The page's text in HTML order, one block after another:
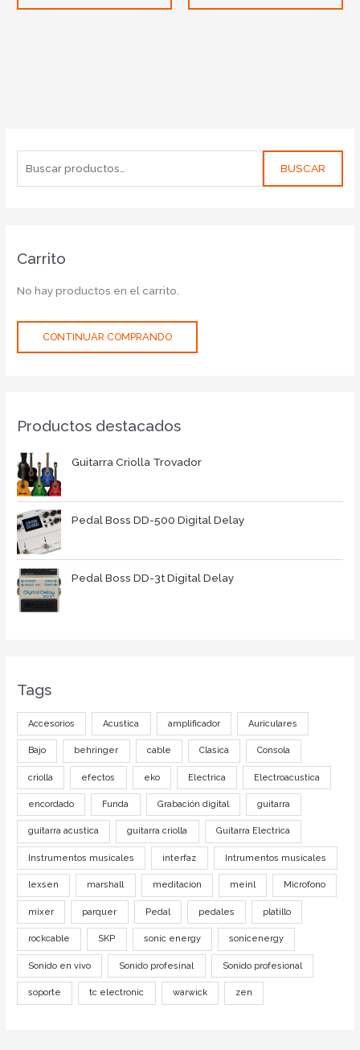
BUSCAR
Carrito
No hay productos en el carrito.
CONTINUAR COMPRANDO
Productos destacados
Guitarra Criolla Trovador
Pedal Boss DD-500 Digital Delay
Pedal Boss DD-3t Digital Delay
Tags
Accesorios Acustica amplificador Auriculares
Bajo behringer cable Clasica Consola
criolla efectos eko Electrica Electroacustica
encordado Funda Grabación digital guitarra
guitarra acustica guitarra criolla Guitarra Electrica
Instrumentos musicales interfaz Intrumentos musicales
lexsen marshall meditacion meinl Microfono
mixer parquer Pedal pedales platillo
rockcable SKP sonic energy sonicenergy
Sonido en vivo Sonido profesinal Sonido profesional
soporte tc electronic warwick zen